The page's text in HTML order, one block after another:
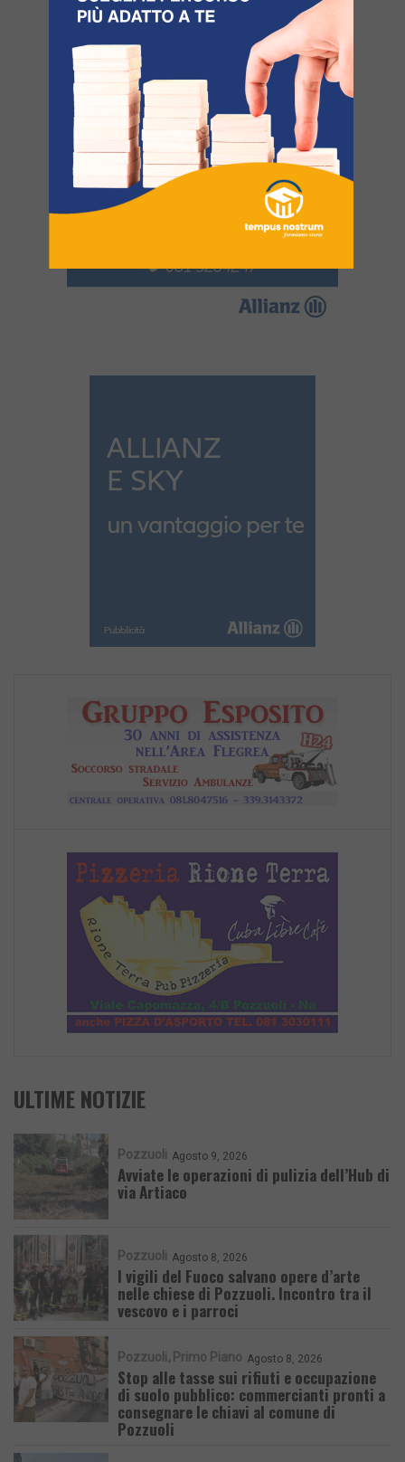
ULTIME NOTIZIE
Pozzuoli Agosto 9, 2026
Avviate le operazioni di pulizia dell’Hub di
via Artiaco
Pozzuoli Agosto 8, 2026
I vigili del Fuoco salvano opere d’arte
nelle chiese di Pozzuoli. Incontro tra il
vescovo e i parroci
Pozzuoli Primo Piano Agosto 8, 2026
Stop alle tasse sui rifiuti e occupazione
di suolo pubblico: commercianti pronti a
consegnare le chiavi al comune di
Pozzuoli